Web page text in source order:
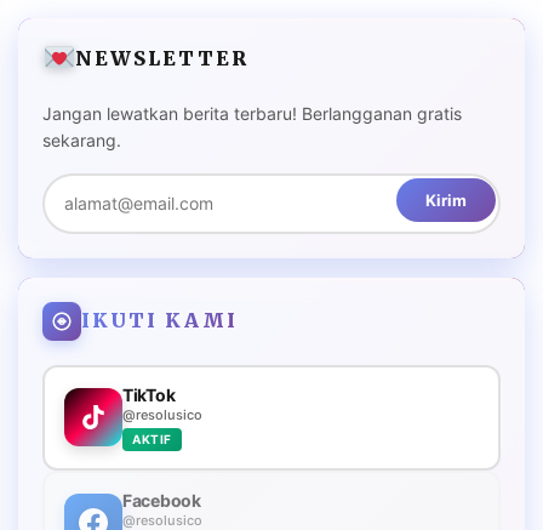
NEWSLETTER
Jangan lewatkan berita terbaru! Berlangganan gratis
sekarang.
Kirim
IKUTI KAMI
TikTok
@resolusico
AKTIF
Facebook
@resolusico